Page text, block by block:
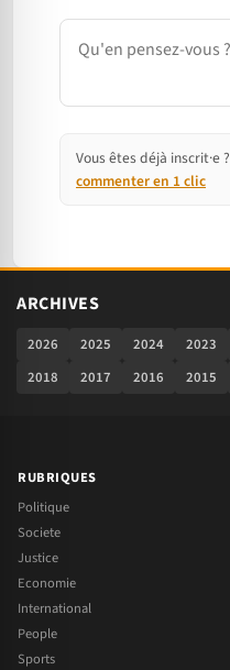
Commentaire
Vous êtes déjà inscrit·e ?
commenter en 1 clic
ARCHIVES
2026 2025 2024 2023
2018
2017 2016 2015
RUBRIQUES
Politique
Societe
Justice
Economie
International
People
Sports